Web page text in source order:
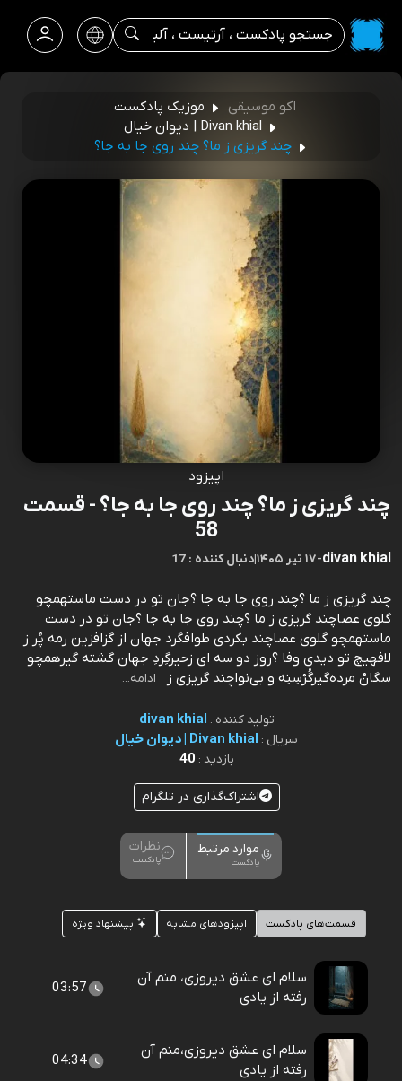
اکو موسیقی
موزیک پادکست
Divan khial | دیوان خیال
چند گریزی ز ما؟ چند روی جا به جا؟
اپیزود
چند گریزی ز ما؟ چند روی جا به جا؟ - قسمت
58
divan khial
-۱۷ تیر ۱۴۰۵ |17 : دنبال کننده
چند گریزی ز ما ؟چند روی جا به جا ؟جان تو در دست ماستهمچو
گلوی عصاچند گریزی ز ما ؟چند روی جا به جا ؟جان تو در دست
ماستهمچو گلوی عصاچند بکردی طوافگرد جهان از گزافزین رمه پُر ز
لافهیچ تو دیدی وفا ؟روز دو سه‌ ای زحیرگِردِ جهان گشته گیرهمچو
سگانْ مرده‌گیرگُرْسِنِه و بی‌نواچند گریزی ز
ادامه...
تولید کننده : divan khial
سریال : Divan khial | دیوان خیال
بازدید : 40
اشتراک‌گذاری در تلگرام
موارد مرتبط
پادکست
نظرات
پادکست
قسمت‌های پادکست اپیزودهای مشابه پیشنهاد ویژه
سلام ای عشق دیروزی، منم آن
رفته از یادی
03:57
سلام ای عشق دیروزی،منم آن
رفته از یادی
04:34